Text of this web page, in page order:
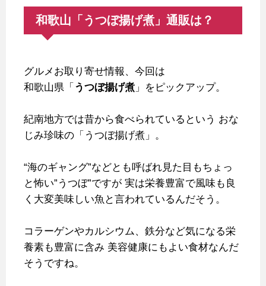
和歌山「うつぼ揚げ煮」通販は？
グルメお取り寄せ情報、今回は
和歌山県「 うつぼ揚げ煮 」をピックアップ。
紀南地方では昔から食べられているという おな
じみ珍味の「うつぼ揚げ煮」。
“海のギャング”などとも呼ばれ見た目もちょっ
と怖い”うつぼ”ですが 実は栄養豊富で風味も良
く大変美味しい魚と言われているんだそう。
コラーゲンやカルシウム、鉄分など気になる栄
養素も豊富に含み 美容健康にもよい食材なんだ
そうですね。